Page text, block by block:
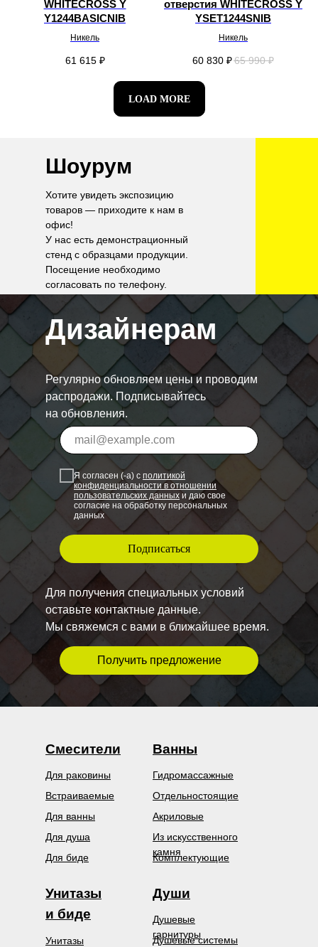
WHITECROSS Y
Y1244BASICNIB
Никель
61 615 ₽
отверстия WHITECROSS Y
YSET1244SNIB
Никель
60 830 ₽65 990 ₽
LOAD MORE
Шоурум
Хотите увидеть экспозицию
товаров — приходите к нам в
офис!
У нас есть демонстрационный
стенд с образцами продукции.
Посещение необходимо
согласовать по телефону.
Дизайнерам
Регулярно обновляем цены и проводим
распродажи. Подписывайтесь
на обновления.
Я согласен (-а) с политикой
конфиденциальности в отношении
пользовательских данных и даю свое
согласие на обработку персональных
данных
Подписаться
Для получения специальных условий
оставьте контактные данные.
Мы свяжемся с вами в ближайшее время.
Получить предложение
Смесители
Души
Душевые
гарнитуры
Душевые системы
Встраиваемые
Для биде
Для ванны
Для душа
Для раковины
Ванны
Из искусственного
камня
Гидромассажные
Акриловые
Отдельностоящие
Комплектующие
Унитазы
Унитазы
и биде